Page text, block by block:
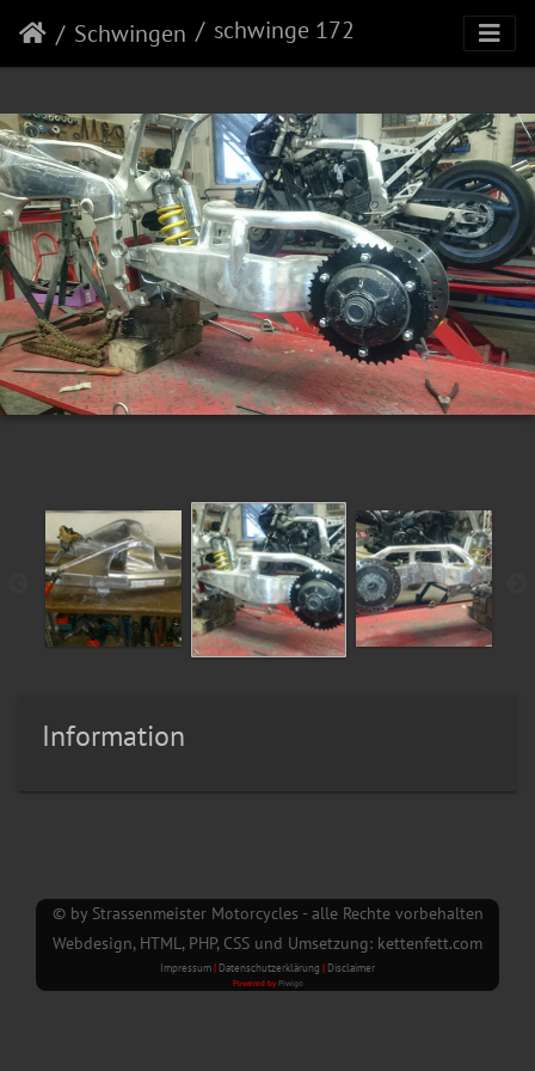
Schwingen schwinge 172
Information
© by Strassenmeister Motorcycles - alle Rechte vorbehalten
Webdesign, HTML, PHP, CSS und Umsetzung: kettenfett.com
Impressum| Datenschutzerklärung | Disclaimer
Powered by Piwigo